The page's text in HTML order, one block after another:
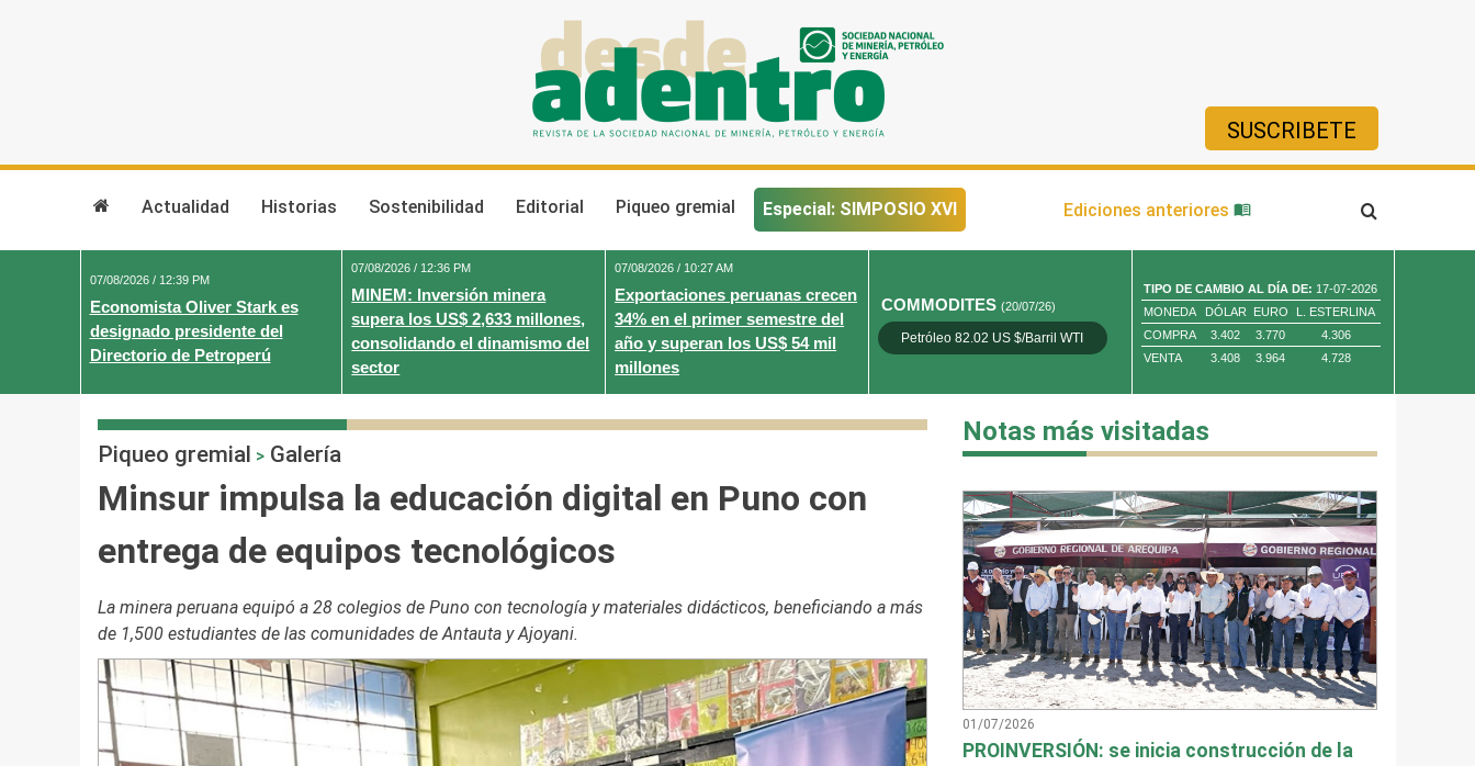
SUSCRIBETE
Actualidad Historias Sostenibilidad Editorial Piqueo gremial Especial: SIMPOSIO XVI Ediciones anteriores
07/08/2026 / 12:39 PM
Economista Oliver Stark es
designado presidente del
Directorio de Petroperú
07/08/2026 / 12:36 PM
MINEM: Inversión minera
supera los US$ 2,633 millones,
consolidando el dinamismo del
sector
07/08/2026 / 10:27 AM
Exportaciones peruanas crecen
34% en el primer semestre del
año y superan los US$ 54 mil
millones
COMMODITES(20/07/26)
Petróleo 82.02 US $/Barril WTI Oro 4,010.80 US $/ Oz. Tr.
TIPO DE CAMBIO AL DÍA DE: 17-07-2026
MONEDA
DÓLAR EURO
L. ESTERLINA
COMPRA
3.402 3.770
4.306
VENTA
3.408 3.964 4.728
Piqueo gremial > Galería
Minsur impulsa la educación digital en Puno con
entrega de equipos tecnológicos
La minera peruana equipó a 28 colegios de Puno con tecnología y materiales didácticos, beneficiando a más
de 1,500 estudiantes de las comunidades de Antauta y Ajoyani.
Notas más visitadas
01/07/2026
PROINVERSIÓN: se inicia construcción de la